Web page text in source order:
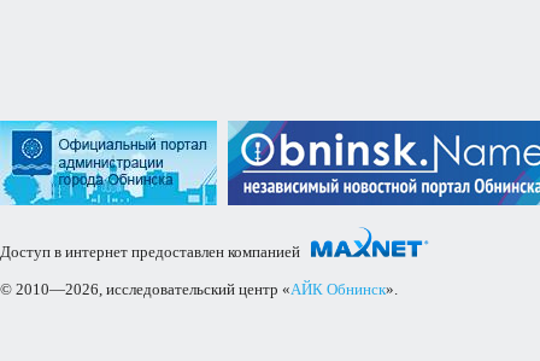
Доступ в интернет предоставлен компанией
© 2010—2026, исследовательский центр «АЙК Обнинск».